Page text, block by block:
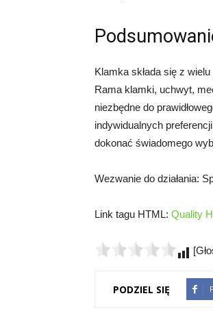
Klamka składa się z
Rama klamki, uchwyt,
niezbędne do
indywidualnych
dokonać świadomego
Wezwanie do działania:
Link tagu HTML: Quality
PODZIEL SIĘ